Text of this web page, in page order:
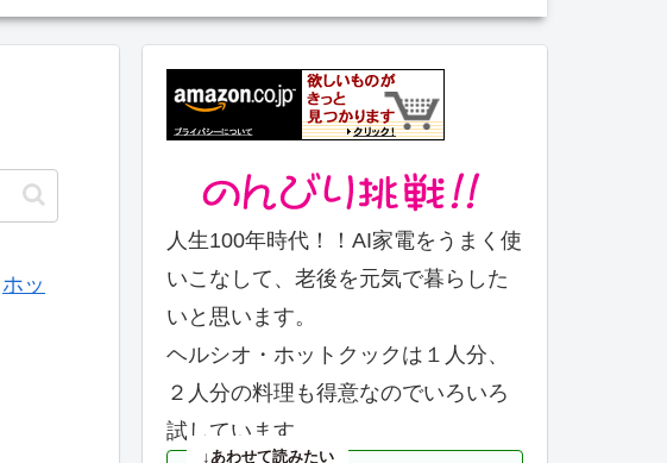
ホッ
人生100年時代！！AI家電をうまく使
いこなして、老後を元気で暮らした
いと思います。
ヘルシオ・ホットクックは１人分、
２人分の料理も得意なのでいろいろ
試しています。